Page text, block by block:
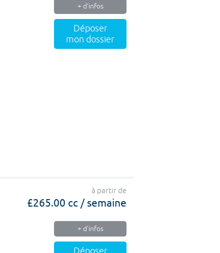
+ d'infos
Déposer
mon dossier
à partir de
£265.00 cc / semaine
+ d'infos